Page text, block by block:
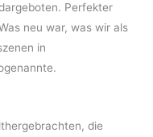
Perfekter
neu war, was wir als
in
die